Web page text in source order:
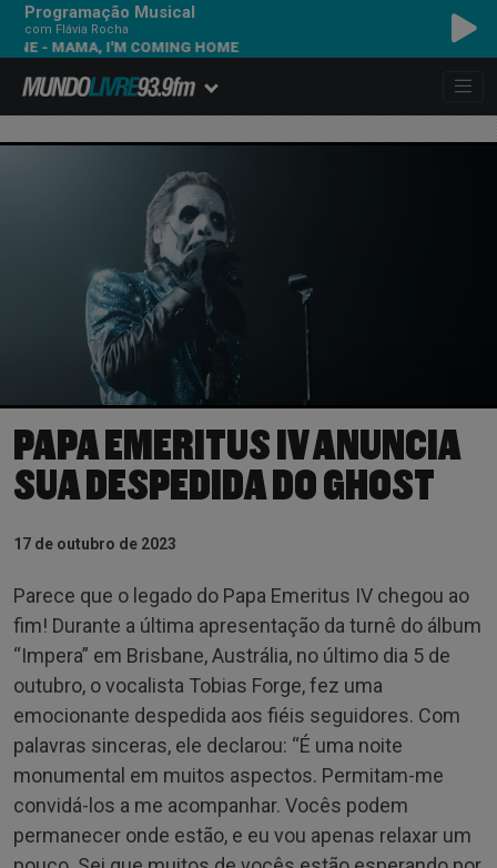
Programação Musical
com Flávia Rocha
I'M COMING HOME
PAPA EMERITUS IV ANUNCIA
SUA DESPEDIDA DO GHOST
17 de outubro de 2023
Parece que o legado do Papa Emeritus IV chegou ao
fim! Durante a última apresentação da turnê do álbum
“Impera” em Brisbane, Austrália, no último dia 5 de
outubro, o vocalista Tobias Forge, fez uma
emocionante despedida aos fiéis seguidores. Com
palavras sinceras, ele declarou: “É uma noite
monumental em muitos aspectos. Permitam-me
convidá-los a me acompanhar. Vocês podem
permanecer onde estão, e eu vou apenas relaxar um